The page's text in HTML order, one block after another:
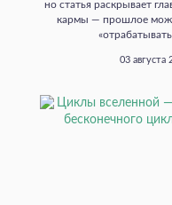
но статья раскрывает
кармы — прошлое
03 августа